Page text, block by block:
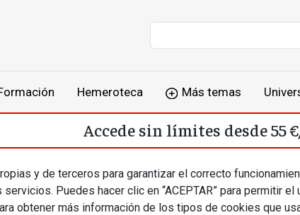
Hemeroteca Más temas
y de terceros para garantizar el correcto
Puedes hacer clic en “ACEPTAR” para permitir
obtener más información de los tipos de cookies que
Accede sin límites desde 55